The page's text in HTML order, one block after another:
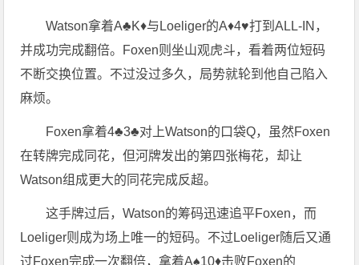
Watson拿着A♣K♦与Loeliger的A♦4♥打到ALL-IN，
并成功完成翻倍。Foxen则坐山观虎斗，看着两位短码
不断交换位置。不过没过多久，局势就轮到他自己陷入
麻烦。
Foxen拿着4♣3♣对上Watson的口袋Q，虽然Foxen
在转牌完成同花，但河牌发出的第四张梅花，却让
Watson组成更大的同花完成反超。
这手牌过后，Watson的筹码迅速追平Foxen，而
Loeliger则成为场上唯一的短码。不过Loeliger随后又通
过Foxen完成一次翻倍，拿着A♠10♦击败Foxen的